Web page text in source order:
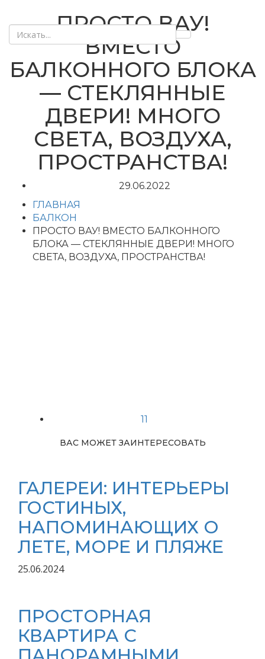
ПРОСТО ВАУ!
ВМЕСТО
БАЛКОННОГО БЛОКА
— СТЕКЛЯННЫЕ
ДВЕРИ! МНОГО
СВЕТА, ВОЗДУХА,
ПРОСТРАНСТВА!
29.06.2022
ГЛАВНАЯ
БАЛКОН
ПРОСТО ВАУ! ВМЕСТО БАЛКОННОГО
БЛОКА — СТЕКЛЯННЫЕ ДВЕРИ! МНОГО
СВЕТА, ВОЗДУХА, ПРОСТРАНСТВА!
11
ВАС МОЖЕТ ЗАИНТЕРЕСОВАТЬ
ГАЛЕРЕИ: ИНТЕРЬЕРЫ
ГОСТИНЫХ,
НАПОМИНАЮЩИХ О
ЛЕТЕ, МОРЕ И ПЛЯЖЕ
25.06.2024
ПРОСТОРНАЯ
КВАРТИРА С